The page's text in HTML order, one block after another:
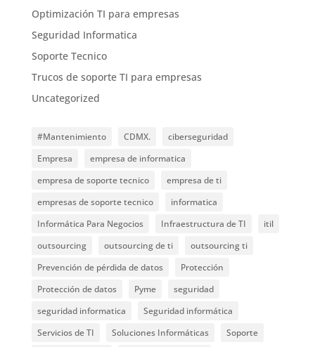
Optimización TI para empresas
Seguridad Informatica
Soporte Tecnico
Trucos de soporte TI para empresas
Uncategorized
#Mantenimiento CDMX.
ciberseguridad
Empresa
empresa de informatica
empresa de soporte tecnico
empresa de ti
empresas de soporte tecnico
informatica
Informática Para Negocios
Infraestructura de TI
itil
outsourcing
outsourcing de ti
outsourcing ti
Prevención de pérdida de datos
Protección
Protección de datos
Pyme
seguridad
seguridad informatica
Seguridad informática
Servicios de TI
Soluciones Informáticas
Soporte